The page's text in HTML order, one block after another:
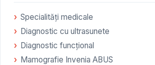
Specialități medicale
Diagnostic cu ultrasunete
Diagnostic funcțional
Mamografie Invenia ABUS